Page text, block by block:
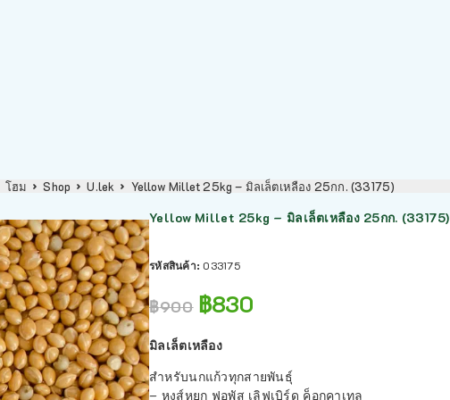
โฮม Shop U.lek Yellow Millet 25kg – มิลเล็ตเหลือง 25กก. (33175)
Yellow Millet 25kg – มิลเล็ตเหลือง 25กก. (33175)
รหัสสินค้า: 033175
฿900 ฿830
มิลเล็ตเหลือง
สำหรับนกแก้วทุกสายพันธุ์
– หงส์หยก ฟอพัส เลิฟเบิร์ด ค็อกคาเทล